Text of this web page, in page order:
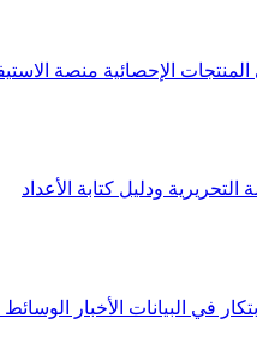
الإحصائية منصة
التحريرية ودليل كتابة الأعداد
في البيانات الأخبار الوسائط